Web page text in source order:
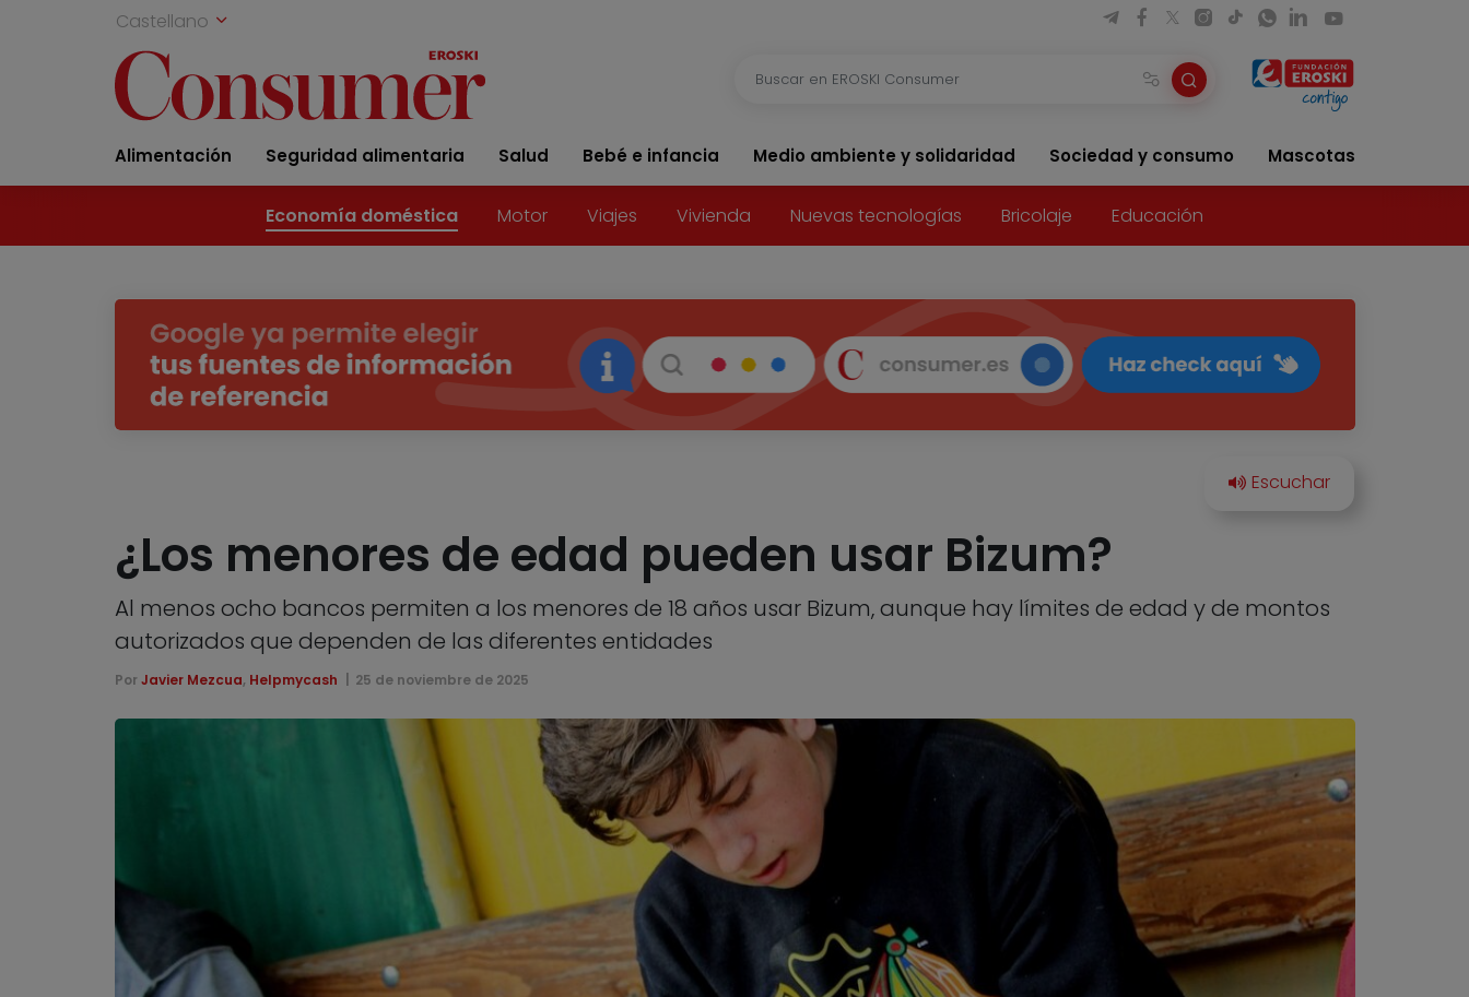
Castellano
Alimentación Seguridad alimentaria Salud Bebé e infancia Medio ambiente y solidaridad Sociedad y consumo Mascotas
Economía doméstica Motor Viajes Vivienda Nuevas tecnologías Bricolaje Educación
¿Los menores de edad pueden usar Bizum?
Al menos ocho bancos permiten a los menores de 18 años usar Bizum, aunque hay límites de edad y de montos
autorizados que dependen de las diferentes entidades
Por Javier Mezcua, Helpmycash 25 de noviembre de 2025